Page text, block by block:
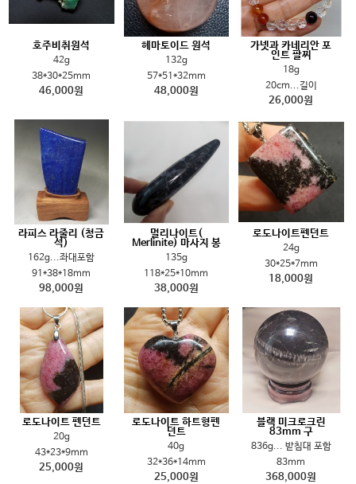
호주비취원석
42g
38*30*25mm
46,000원
헤마토이드 원석
132g
57*51*32mm
48,000원
가넷과 카네리안 포
인트 팔찌
18g
20cm...길이
26,000원
라피스 라줄리 (청금
석)
162g...좌대포함
91*38*18mm
98,000원
멀리나이트(
Merlinite) 마사지 봉
135g
118*25*10mm
38,000원
로도나이트펜던트
24g
30*25*7mm
18,000원
로도나이트 펜던트
20g
43*23*9mm
25,000원
로도나이트 하트형펜
던트
40g
32*36*14mm
25,000원
블랙 미크로크린
83mm 구
836g... 받침대 포함
83mm
368,000원